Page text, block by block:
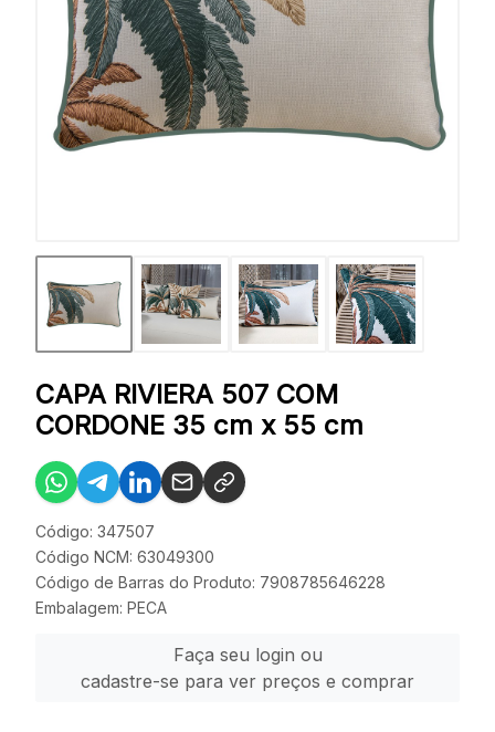
CAPA RIVIERA 507 COM
CORDONE 35 cm x 55 cm
Código: 347507
Código NCM: 63049300
Código de Barras do Produto: 7908785646228
Embalagem: PECA
Faça seu login ou
cadastre-se para ver preços e comprar